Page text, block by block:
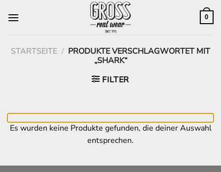
Inhalt
0
STARTSEITE / PRODUKTE VERSCHLAGWORTET MIT
„SHARK“
FILTER
Es wurden keine Produkte gefunden, die deiner Auswahl
entsprechen.